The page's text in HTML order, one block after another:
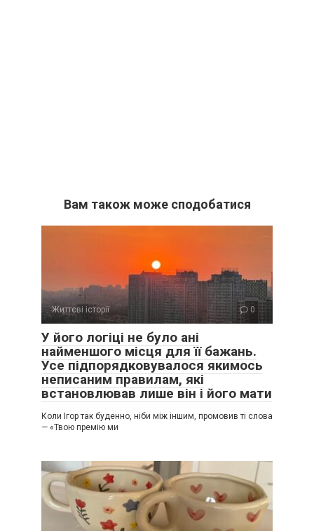
Вам також може сподобатися
Життєві історії 0
У його логіці не було ані
найменшого місця для її бажань.
Усе підпорядковувалося якимось
неписаним правилам, які
встановлював лише він і його мати
Коли Ігор так буденно, ніби між іншим, промовив ті слова
— «Твою премію ми